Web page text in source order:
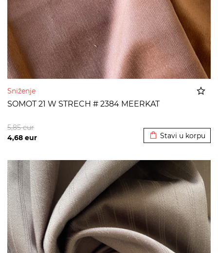
Sniženje
SOMOT 21 W STRECH # 2384 MEERKAT
4,68 eur
5,85eur
Stavi u korpu